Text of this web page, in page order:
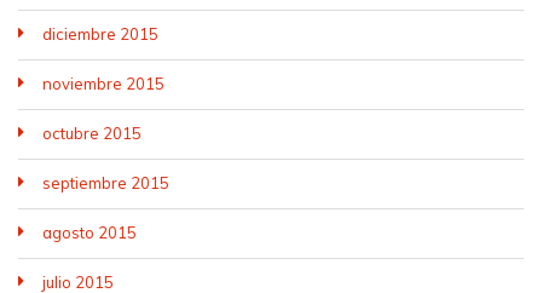
diciembre 2015
noviembre 2015
octubre 2015
septiembre 2015
agosto 2015
julio 2015